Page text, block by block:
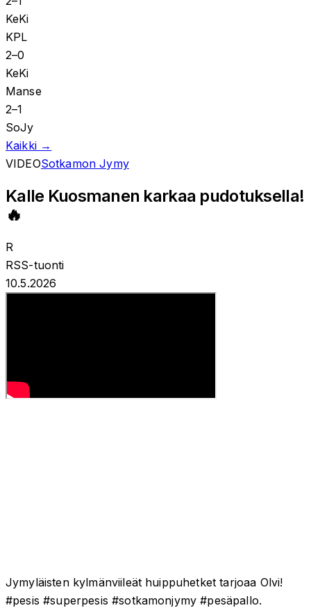
KeKi
KPL
2–0
KeKi
Manse
2–1
SoJy
Kaikki →
VIDEOSotkamon Jymy
Kalle Kuosmanen karkaa pudotuksella!
🔥
R
RSS-tuonti
10.5.2026
Jymyläisten kylmänviileät huippuhetket tarjoaa Olvi!
#pesis #superpesis #sotkamonjymy #pesäpallo.